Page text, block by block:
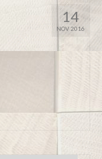
14
NOV 2016